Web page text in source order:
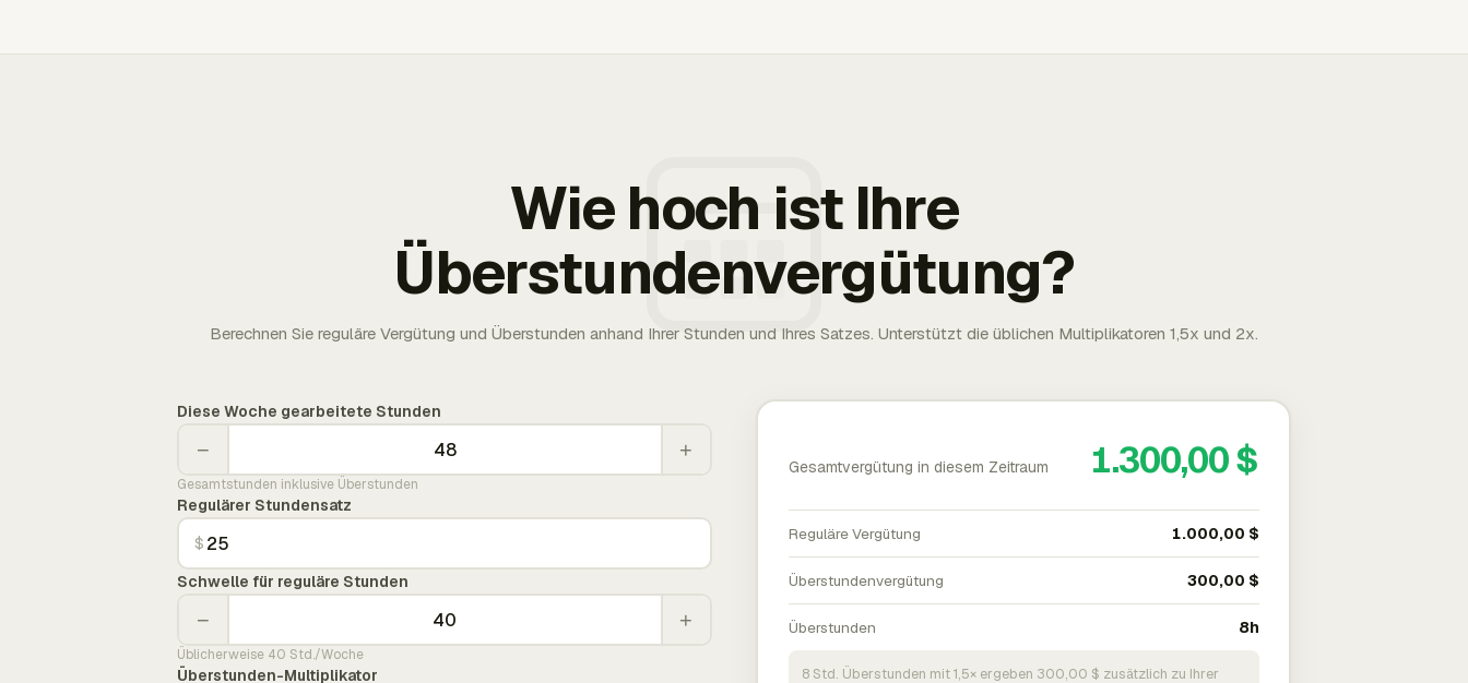
Wie hoch ist Ihre
Überstundenvergütung?
Berechnen Sie reguläre Vergütung und Überstunden anhand Ihrer Stunden und Ihres Satzes. Unterstützt die üblichen Multiplikatoren 1,5x und 2x.
Diese Woche gearbeitete Stunden
− +
Gesamtstunden inklusive Überstunden
Regulärer Stundensatz
$
Schwelle für reguläre Stunden
− +
Üblicherweise 40 Std./Woche
Überstunden-Multiplikator
Gesamtvergütung in diesem Zeitraum 1.300,00 $
Reguläre Vergütung 1.000,00 $
Überstundenvergütung 300,00 $
Überstunden 8h
8 Std. Überstunden mit 1,5× ergeben 300,00 $ zusätzlich zu Ihrer